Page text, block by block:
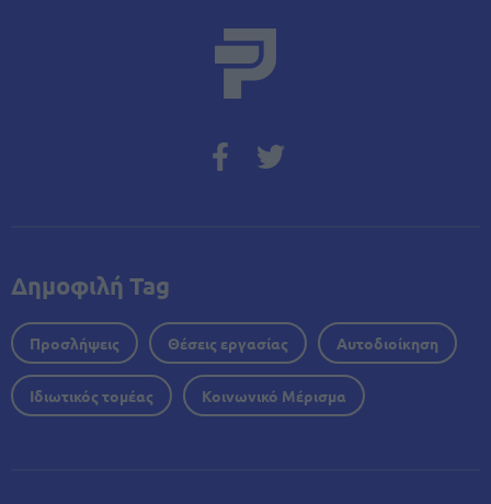
Δημοφιλή Tag
Προσλήψεις Θέσεις εργασίας Αυτοδιοίκηση
Ιδιωτικός τομέας Κοινωνικό Μέρισμα